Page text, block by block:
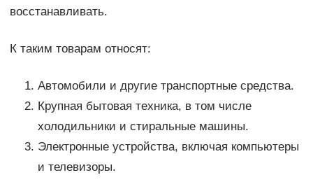
восстанавливать.
К таким товарам относят:
Автомобили и другие транспортные средства.
Крупная бытовая техника, в том числе
холодильники и стиральные машины.
Электронные устройства, включая компьютеры
и телевизоры.